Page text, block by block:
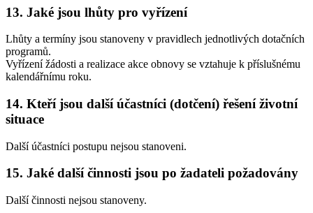
13. Jaké jsou lhůty pro vyřízení
Lhůty a termíny jsou stanoveny v pravidlech jednotlivých dotačních
programů.
Vyřízení žádosti a realizace akce obnovy se vztahuje k příslušnému
kalendářnímu roku.
14. Kteří jsou další účastníci (dotčení) řešení životní
situace
Další účastníci postupu nejsou stanoveni.
15. Jaké další činnosti jsou po žadateli požadovány
Další činnosti nejsou stanoveny.